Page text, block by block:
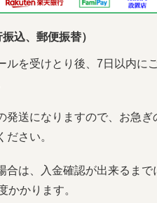
込、郵便振替）
ルを受けとり後、7日以内に
発送になりますので、お急ぎ
ださい。
合は、入金確認が出来るまで
かかります。